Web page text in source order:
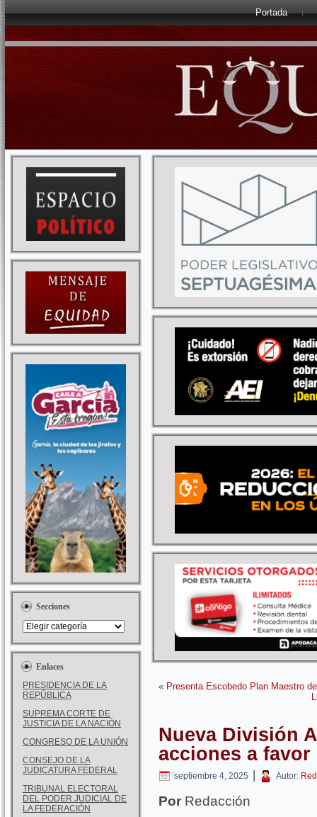
Portada
Secciones
Enlaces
PRESIDENCIA DE LA
REPÚBLICA
SUPREMA CORTE DE
JUSTICIA DE LA NACIÓN
CONGRESO DE LA UNIÓN
CONSEJO DE LA
JUDICATURA FEDERAL
TRIBUNAL ELECTORAL
DEL PODER JUDICIAL DE
LA FEDERACIÓN
« Presenta Escobedo Plan Maestro
Nueva División
acciones a
septiembre 4, 2025 | Autor:
Por Redacción